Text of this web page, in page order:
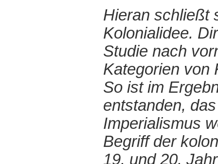
Hieran schließt
Kolonialidee.
Studie nach
Kategorien von
So ist im
entstanden,
Imperialismus
Begriff der
19. und 20.